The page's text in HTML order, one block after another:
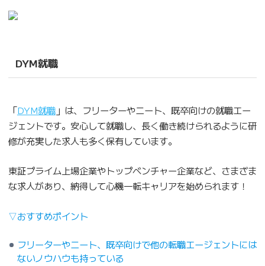
DYM就職
「DYM就職」は、フリーターやニート、既卒向けの就職エー
ジェントです。安心して就職し、長く働き続けられるように研
修が充実した求人も多く保有しています。
東証プライム上場企業やトップベンチャー企業など、さまざま
な求人があり、納得して心機一転キャリアを始められます！
▽おすすめポイント
フリーターやニート、既卒向けで他の転職エージェントには
ないノウハウも持っている